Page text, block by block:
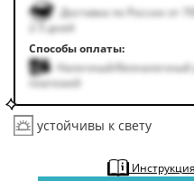
Доставка по России от
2-5 дней
Способы оплаты:
Наличный/безналичный
платежей
устойчивы к свету